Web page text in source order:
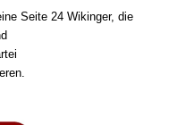
Seite 24 Wikinger, die